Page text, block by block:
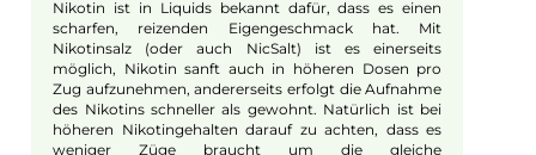
Peach Ice kombiniert den herrlich süßen Geschmack
frischer Pfirsiche mit einer eisigen Menthol-Frische.
Dieses Zusammenspiel zaubert mit jedem Zug ein
fruchtig-kühles Aroma auf deine Zunge, das nie
aufdringlich wird. Genieße jeden Moment mit dem
saftigen Pfirsichgeschmack, der mit kühlendem Eis
perfekt abgerundet wird.